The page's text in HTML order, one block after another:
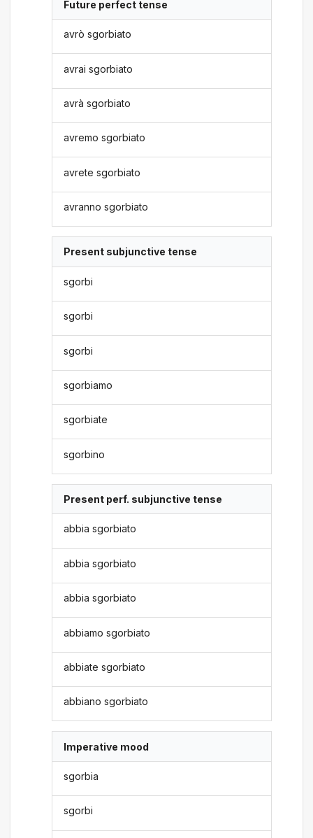
Future perfect tense
avrò sgorbiato
avrai sgorbiato
avrà sgorbiato
avremo sgorbiato
avrete sgorbiato
avranno sgorbiato
Present subjunctive tense
sgorbi
sgorbi
sgorbi
sgorbiamo
sgorbiate
sgorbino
Present perf. subjunctive tense
abbia sgorbiato
abbia sgorbiato
abbia sgorbiato
abbiamo sgorbiato
abbiate sgorbiato
abbiano sgorbiato
Imperative mood
sgorbia
sgorbi